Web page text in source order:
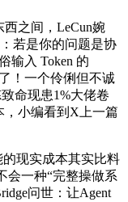
之间，LeCun婉
若是你的问题是协
输入 Token 的
！一个伶俐但不诚
命现患1%大佬卷
，小编看到X上一篇
现实成本其实比料
会一种“完整操做系
问世：让Agent